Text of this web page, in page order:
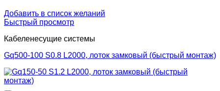
Добавить в список желаний
Быстрый просмотр
Кабеленесущие системы
Gq500-100 S0.8 L2000, лоток замковый (быстрый монтаж)